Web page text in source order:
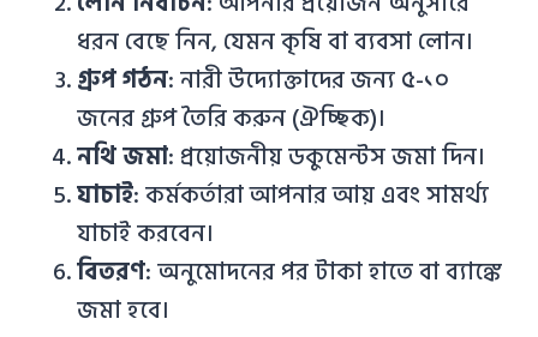
ধরন বেছে নিন, যেমন কৃষি বা ব্যবসা লোন।
গ্রুপ গঠন: নারী উদ্যোক্তাদের জন্য ৫-১০
জনের গ্রুপ তৈরি করুন (ঐচ্ছিক)।
নথি জমা: প্রয়োজনীয় ডকুমেন্টস জমা দিন।
যাচাই: কর্মকর্তারা আপনার আয় এবং সামর্থ্য
যাচাই করবেন।
বিতরণ: অনুমোদনের পর টাকা হাতে বা ব্যাঙ্কে
জমা হবে।